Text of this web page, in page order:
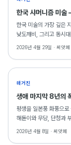
한국 샤머니즘 미술
한국 미술의 가장 깊은
낮도깨비, 그리고 동시
거실에서도 의미를 갖는
2026년 4월 29일 · 씨앗페
매거진
생애 마지막 8년의
평생을 일본풍 화풍으
해돋이와 무당, 단청과
현대미술의 가장 극적
2026년 4월 8일 · 씨앗페